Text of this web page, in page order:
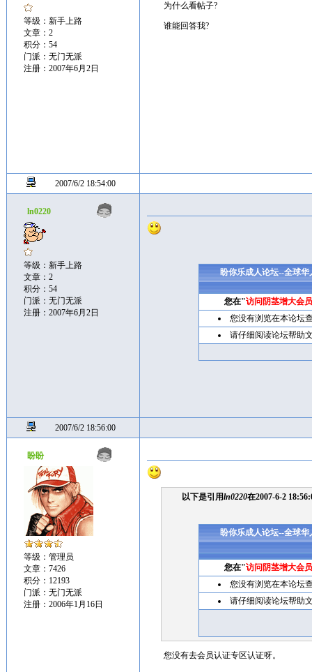
等级：新手上路
文章：2
积分：54
门派：无门无派
注册：2007年6月2日
为什么看帖子?
谁能回答我?
2007/6/2 18:54:00
ln0220
等级：新手上路
文章：2
积分：54
门派：无门无派
注册：2007年6月2日
盼你乐成人论坛--全球
您在"访问阴茎增大会
您没有浏览在本论坛
请仔细阅读论坛帮助
2007/6/2 18:56:00
盼盼
等级：管理员
文章：7426
积分：12193
门派：无门无派
注册：2006年1月16日
以下是引用ln0220在2007-6-2
盼你乐成人论坛--全球
您在"访问阴茎增大会
您没有浏览在本论坛
请仔细阅读论坛帮助
您没有去会员认证专区认证呀。